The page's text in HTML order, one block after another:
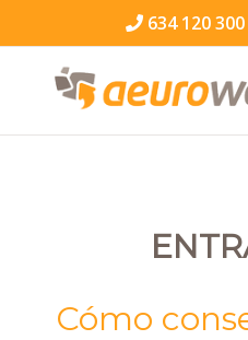
634 120 300
Cómo